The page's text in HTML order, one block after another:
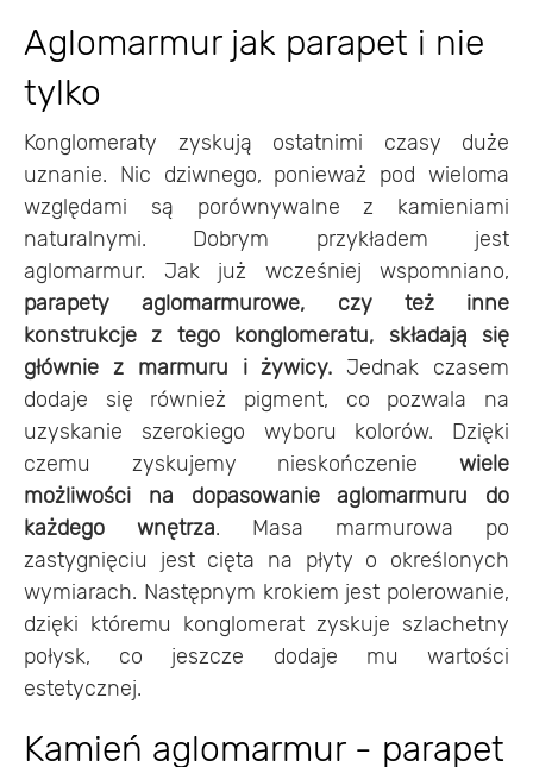
Aglomarmur jak parapet i nie
tylko
Konglomeraty zyskują ostatnimi czasy duże
uznanie. Nic dziwnego, ponieważ pod wieloma
względami są porównywalne z kamieniami
naturalnymi. Dobrym przykładem jest
aglomarmur. Jak już wcześniej wspomniano,
parapety aglomarmurowe, czy też inne
konstrukcje z tego konglomeratu, składają się
głównie z marmuru i żywicy. Jednak czasem
dodaje się również pigment, co pozwala na
uzyskanie szerokiego wyboru kolorów. Dzięki
czemu zyskujemy nieskończenie wiele
możliwości na dopasowanie aglomarmuru do
każdego wnętrza. Masa marmurowa po
zastygnięciu jest cięta na płyty o określonych
wymiarach. Następnym krokiem jest polerowanie,
dzięki któremu konglomerat zyskuje szlachetny
połysk, co jeszcze dodaje mu wartości
estetycznej.
Kamień aglomarmur - parapet